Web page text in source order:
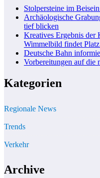
Stolpersteine im
Archäologische
tief blicken
Kreatives Ergebnis der
Wimmelbild findet
Deutsche Bahn
Vorbereitungen auf die
Kategorien
Regionale News
Trends
Verkehr
Archive